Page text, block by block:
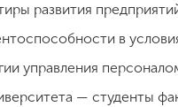
развития
в
управления
— студенты